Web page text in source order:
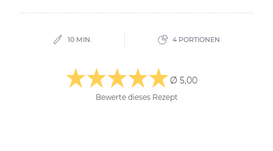
10 MIN. 4 PORTIONEN
Ø 5,00
Bewerte dieses Rezept